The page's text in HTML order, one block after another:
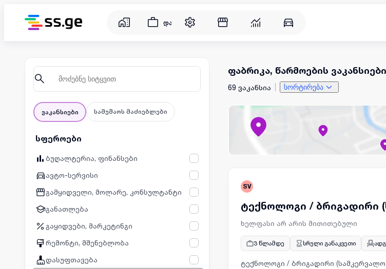
დასაქმება
ვაკანსიები სამუშაოს მაძიებლები
სფეროები
ბუღალტერია, ფინანსები
ავტო-სერვისი
გამყიდველი, მოლარე, კონსულტანტი
განათლება
გაყიდვები, მარკეტინგი
რემონტი, მშენებლობა
დასუფთავება
ფაბრიკა, წარმოების
69 ვაკანსია სორტირება
SV
ტექნოლოგი / ბრიგადირი
ხელფასი არ არის მითითებული
3 წლამდე სრული განაკვეთი
ტექნოლოგი / ბრიგადირი (სამკერვალო